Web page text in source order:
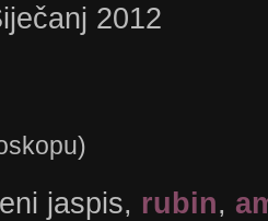
2012
jaspis, rubin,